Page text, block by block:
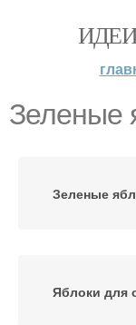
Зеленые
Зеленые
Яблоки для